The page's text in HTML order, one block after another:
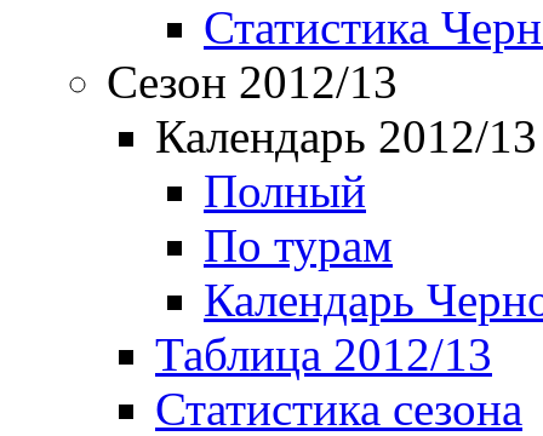
Статистика
Сезон 2012/13
Календарь 2012/13
Полный
По турам
Календарь
Таблица 2012/13
Статистика сезона